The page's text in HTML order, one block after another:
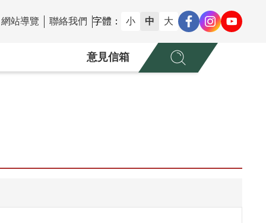
網站導覽 聯絡我們 字體： 小 中 大
意見信箱